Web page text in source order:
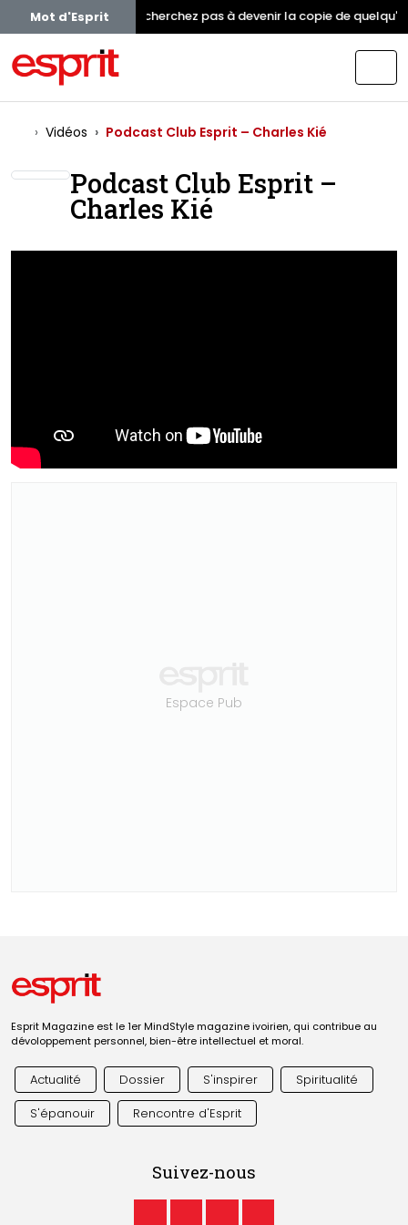
Mot d'Esprit Ne cherchez pas à devenir la copie de
Vidéos Podcast Club Esprit – Charles Kié
Podcast Club Esprit –
Charles Kié
Espace Pub
Esprit Magazine est le 1er MindStyle magazine ivoirien, qui contribue au
dévoloppement personnel, bien-être intellectuel et moral.
Actualité Dossier S'inspirer
Spiritualité
S'épanouir
Rencontre d'Esprit
Suivez-nous